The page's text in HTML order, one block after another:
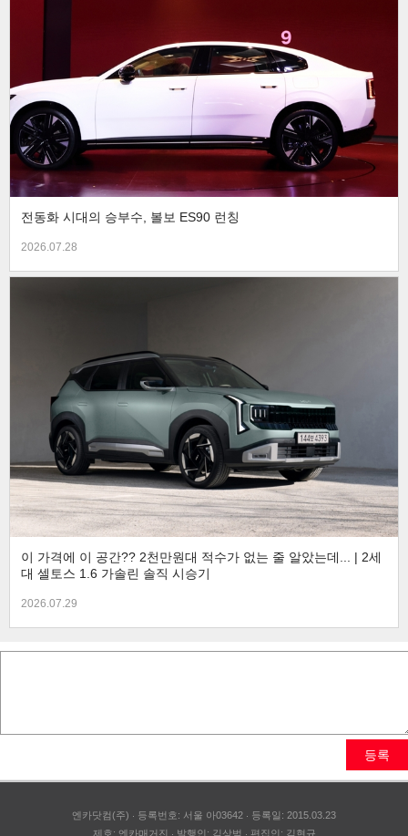
전동화 시대의 승부수, 볼보 ES90 런칭
2026.07.28
이 가격에 이 공간?? 2천만원대 적수가 없는 줄 알았는데... | 2세
대 셀토스 1.6 가솔린 솔직 시승기
2026.07.29
등록
엔카닷컴(주) 등록번호: 서울 아03642
등록일: 2015.03.23
제호: 엔카매거진
발행인: 김상범 편집인: 김현규